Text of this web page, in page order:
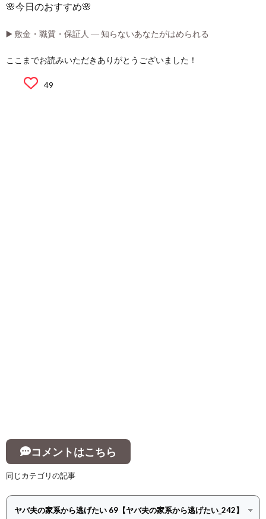
🌸今日のおすすめ🌸
▶️ 敷金・職質・保証人 ― 知らないあなたがはめられる
ここまでお読みいただきありがとうございました！
49
コメントはこちら
同じカテゴリの記事